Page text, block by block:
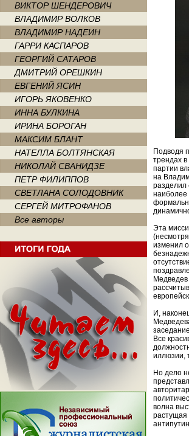
ВИКТОР ШЕНДЕРОВИЧ
ВЛАДИМИР ВОЛКОВ
ВЛАДИМИР НАДЕИН
ГАРРИ КАСПАРОВ
ГЕОРГИЙ САТАРОВ
ДМИТРИЙ ОРЕШКИН
ЕВГЕНИЙ ЯСИН
ИГОРЬ ЯКОВЕНКО
ИННА БУЛКИНА
ИРИНА БОРОГАН
МАКСИМ БЛАНТ
НАТЕЛЛА БОЛТЯНСКАЯ
НИКОЛАЙ СВАНИДЗЕ
ПЕТР ФИЛИППОВ
СВЕТЛАНА СОЛОДОВНИК
СЕРГЕЙ МИТРОФАНОВ
Все авторы
Подводя
трендах
партии
на
разделил
наиболее
Эта
изменил
И,
Все
иллюзии,
Но дело
волна
растущая